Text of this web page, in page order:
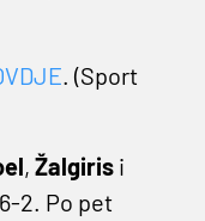
. (Sport
, Žalgiris i
2. Po pet